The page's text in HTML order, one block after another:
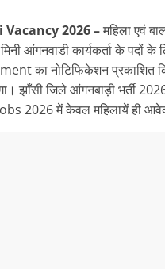
2026 –महिला एवं
आंगनवाडी कार्यकर्ता के पदों
का नोटिफिकेशन
झाँसी जिले आंगनबाड़ी भर्ती
2026 में केवल महिलायें ही